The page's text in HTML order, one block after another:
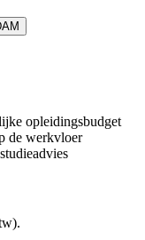
bij ongewenst gedrag
teamcultuur
opleidingsbudget
de werkvloer